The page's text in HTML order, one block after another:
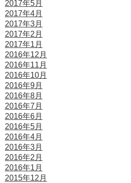
2017年5月
2017年4月
2017年3月
2017年2月
2017年1月
2016年12月
2016年11月
2016年10月
2016年9月
2016年8月
2016年7月
2016年6月
2016年5月
2016年4月
2016年3月
2016年2月
2016年1月
2015年12月